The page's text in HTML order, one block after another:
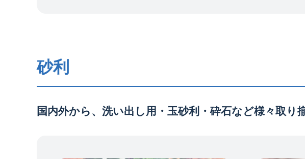
砂利
国内外から、洗い出し用・玉砂利・砕石など様々取り